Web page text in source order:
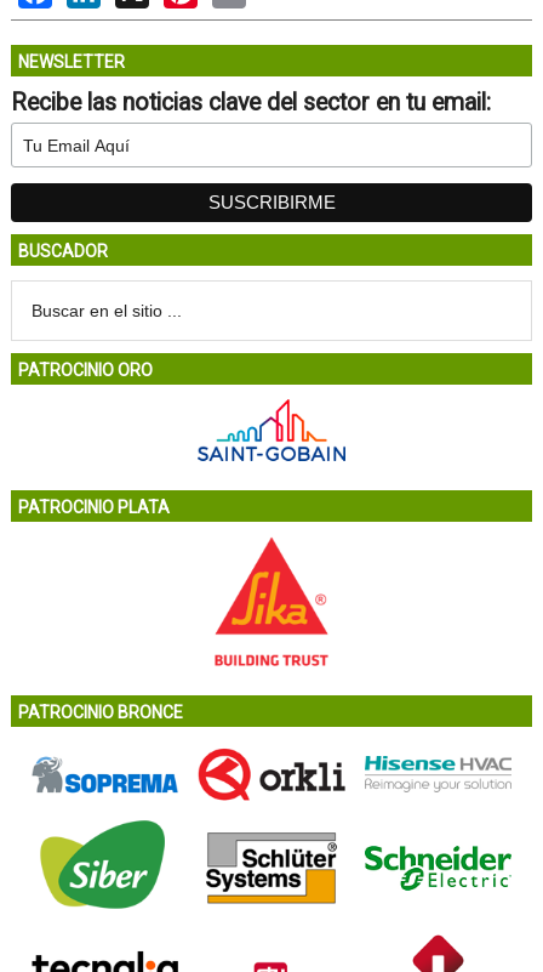
NEWSLETTER
Recibe las noticias clave del sector en tu email:
BUSCADOR
PATROCINIO ORO
PATROCINIO PLATA
PATROCINIO BRONCE